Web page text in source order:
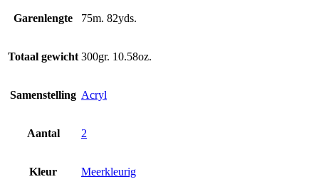
Garenlengte 75m. 82yds.
Totaal gewicht 300gr. 10.58oz.
Samenstelling Acryl
Aantal 2
Kleur Meerkleurig